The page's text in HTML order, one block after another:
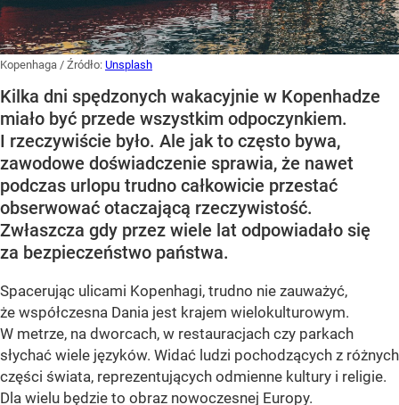
Kopenhaga / Źródło: Unsplash
Kilka dni spędzonych wakacyjnie w Kopenhadze
miało być przede wszystkim odpoczynkiem.
I rzeczywiście było. Ale jak to często bywa,
zawodowe doświadczenie sprawia, że nawet
podczas urlopu trudno całkowicie przestać
obserwować otaczającą rzeczywistość.
Zwłaszcza gdy przez wiele lat odpowiadało się
za bezpieczeństwo państwa.
Spacerując ulicami Kopenhagi, trudno nie zauważyć,
że współczesna Dania jest krajem wielokulturowym.
W metrze, na dworcach, w restauracjach czy parkach
słychać wiele języków. Widać ludzi pochodzących z różnych
części świata, reprezentujących odmienne kultury i religie.
Dla wielu będzie to obraz nowoczesnej Europy.